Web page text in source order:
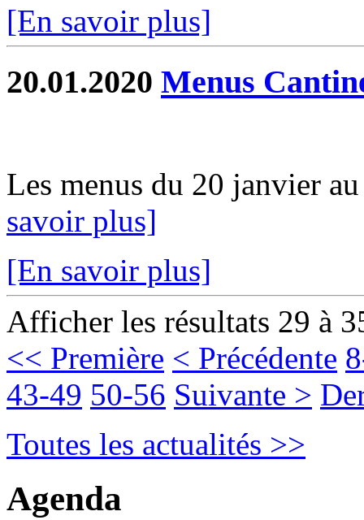
[En savoir plus]
20.01.2020 Menus
Les menus du 20 janvier
savoir plus]
[En savoir plus]
Afficher les résultats 29 à
<< Première < Précédente
43-49 50-56 Suivante >
Toutes les actualités >>
Agenda